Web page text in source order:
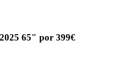
65" por 399€